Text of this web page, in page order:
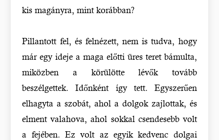
kis magányra, mint korábban?
Pillantott fel, és felnézett, nem is tudva, hogy
már egy ideje a maga előtti üres teret bámulta,
miközben a körülötte lévők tovább
beszélgettek. Időnként így tett. Egyszerűen
elhagyta a szobát, ahol a dolgok zajlottak, és
elment valahova, ahol sokkal csendesebb volt
a fejében. Ez volt az egyik kedvenc dolgai